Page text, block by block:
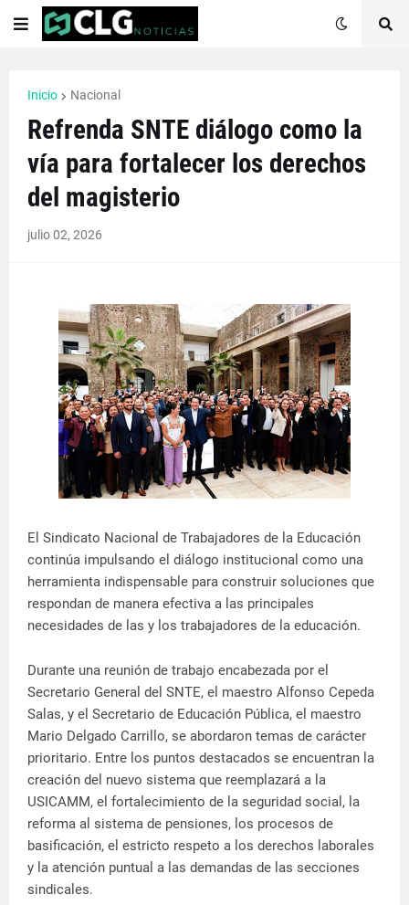
Inicio Nacional
Refrenda SNTE diálogo como la
vía para fortalecer los derechos
del magisterio
julio 02, 2026
El Sindicato Nacional de Trabajadores de la Educación
continúa impulsando el diálogo institucional como una
herramienta indispensable para construir soluciones que
respondan de manera efectiva a las principales
necesidades de las y los trabajadores de la educación.
Durante una reunión de trabajo encabezada por el
Secretario General del SNTE, el maestro Alfonso Cepeda
Salas, y el Secretario de Educación Pública, el maestro
Mario Delgado Carrillo, se abordaron temas de carácter
prioritario. Entre los puntos destacados se encuentran la
creación del nuevo sistema que reemplazará a la
USICAMM, el fortalecimiento de la seguridad social, la
reforma al sistema de pensiones, los procesos de
basificación, el estricto respeto a los derechos laborales
y la atención puntual a las demandas de las secciones
sindicales.